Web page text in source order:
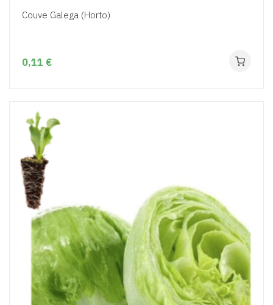
Couve Galega (horto)
0,11 €